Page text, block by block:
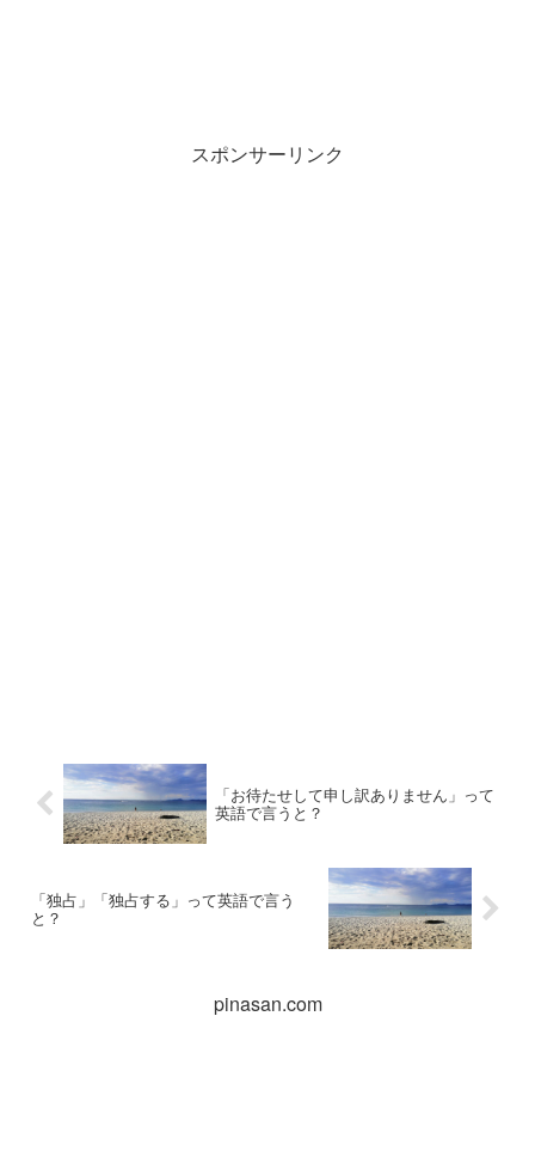
スポンサーリンク
「お待たせして申し訳ありません」って
英語で言うと？
「独占」「独占する」って英語で言う
と？
pinasan.com